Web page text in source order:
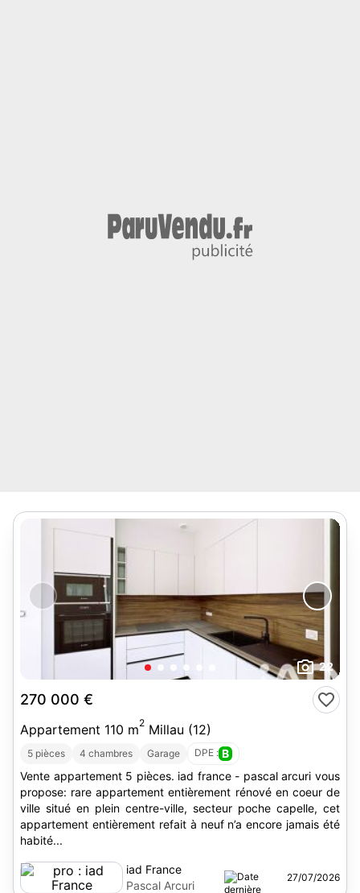
22
270 000 €
Appartement 110 m2 Millau (12)
5 pièces 4 chambres Garage DPE : B
Vente appartement 5 pièces. iad france - pascal arcuri vous
propose: rare appartement entièrement rénové en coeur de
ville situé en plein centre-ville, secteur poche capelle, cet
appartement entièrement refait à neuf n’a encore jamais été
habité...
iad France
Pascal Arcuri
27/07/2026